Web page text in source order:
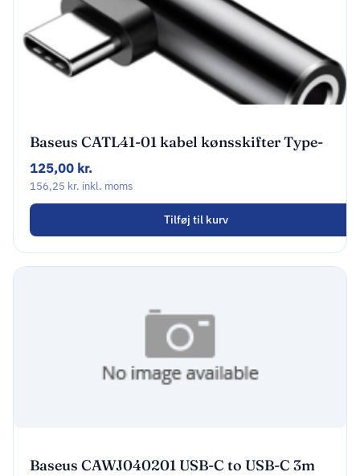
Baseus CATL41-01 kabel kønsskifter Type-
C Type-C / 3.5 mm Sort
125,00 kr.
156,25 kr. inkl. moms
Tilføj til kurv
Baseus CAWJ040201 USB-C to USB-C 3m